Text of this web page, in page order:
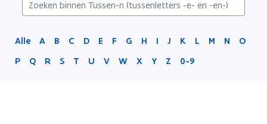
Alle A B C D E F G H I J K L M N
O
P
Q R S T U V W X Y Z 0-9